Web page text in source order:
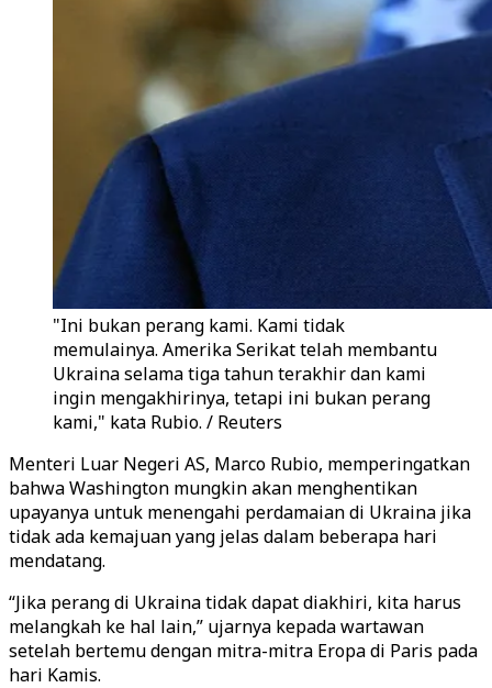
"Ini bukan perang kami. Kami tidak
memulainya. Amerika Serikat telah membantu
Ukraina selama tiga tahun terakhir dan kami
ingin mengakhirinya, tetapi ini bukan perang
kami," kata Rubio. / Reuters
Menteri Luar Negeri AS, Marco Rubio, memperingatkan
bahwa Washington mungkin akan menghentikan
upayanya untuk menengahi perdamaian di Ukraina jika
tidak ada kemajuan yang jelas dalam beberapa hari
mendatang.
“Jika perang di Ukraina tidak dapat diakhiri, kita harus
melangkah ke hal lain,” ujarnya kepada wartawan
setelah bertemu dengan mitra-mitra Eropa di Paris pada
hari Kamis.